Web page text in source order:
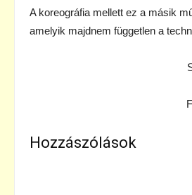
A koreográfia mellett ez a másik
amelyik majdnem független a
Hozzászólások